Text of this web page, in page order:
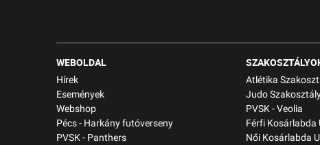
WEBOLDAL
Hírek
Események
Webshop
Pécs - Harkány futóverseny
PVSK - Panthers
Atlétika
Judo
PVSK - Veolia
Férfi
Női Kosárlabda